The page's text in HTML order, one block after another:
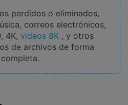
perdidos o eliminados,
correos electrónicos,
4K,videos 8K , y otros
de archivos de forma